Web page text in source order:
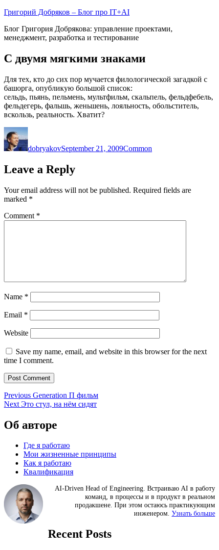
Skip
content
Григорий Добряков – Блог про IT+AI
Блог Григория Добрякова: управление проектами,
менеджмент, разработка и тестирование
С двумя мягкими знаками
Для тех, кто до сих пор мучается филологической загадкой с
башорга, опубликую большой список:
cельдь, пьянь, пельмень, мультфильм, скальпель, фельдфебель,
фельдегерь, фальшь, женьшень, лояльность, обольститель,
вскользь, реальность. Хватит?
Author
dobryakovSeptember 21, 2009Common
Leave a Reply
Your email address will not be published. Required fields are
marked *
Comment *
Name *
Email *
Website
Save my name, email, and website in this browser for the next
time I comment.
Post
navigation
Previous Previous
post:
Generation П фильм
Next Next
Это стул, на нём сидят
Об авторе
Где я работаю
Мои жизненные принципы
Как я работаю
Квалификация
AI-Driven Head of Engineering. Встраиваю AI в работу
команд, в процессы и в продукт в реальном
продакшене. При этом остаюсь практикующим
инженером. Узнать больше
Recent Posts